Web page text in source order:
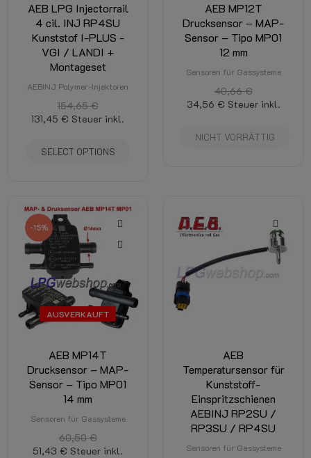
AEB LPG Injectorrail
4 cil. INJ RP4SU
Kunststof I-PLUS -
VGI / LANDI +
Montageset
AEBINJ Polymer-Injektoren
154,65 €
131,45 € Steuer inkl.
SELECT OPTIONS
AEB MP12T
Drucksensor – MAP-
Sensor – Tipo MP01
12 mm
Sensoren für Gassysteme
40,66 €
34,56 € Steuer inkl.
NICHT VORRÄTTIG
AUSVERKAUFT
-15%
AEB MP14T
Drucksensor – MAP-
Sensor – Tipo MP01
14 mm
Sensoren für Gassysteme
60,50 €
51,43 € Steuer inkl.
AEB
Temperatursensor für
Kunststoff-
Einspritzschienen
AEBINJ RP2SU /
RP3SU / RP4SU
Sensoren für Gassysteme